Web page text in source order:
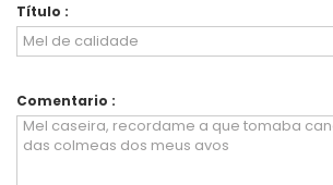
Título :
Comentario :